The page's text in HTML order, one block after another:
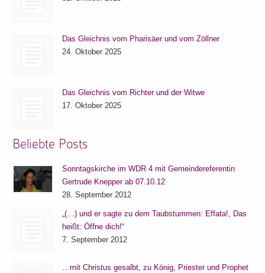
Das Gleichnis vom Pharisäer und vom Zöllner
24. Oktober 2025
Das Gleichnis vom Richter und der Witwe
17. Oktober 2025
Beliebte Posts
Sonntagskirche im WDR 4 mit Gemeindereferentin
Gertrude Knepper ab 07.10.12
28. September 2012
„(…) und er sagte zu dem Taubstummen: Effata!, Das
heißt: Öffne dich!“
7. September 2012
…mit Christus gesalbt, zu König, Priester und Prophet